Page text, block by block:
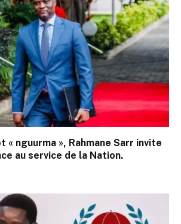
« nguurma », Rahmane Sarr invite
au service de la Nation.